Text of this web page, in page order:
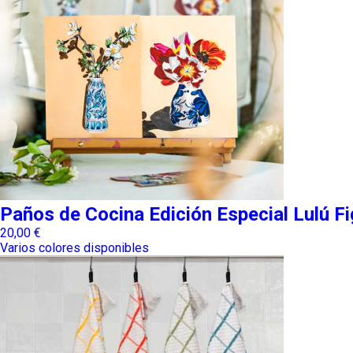
Paños de Cocina Edición Especial Lulú
20,00 €
Varios colores disponibles